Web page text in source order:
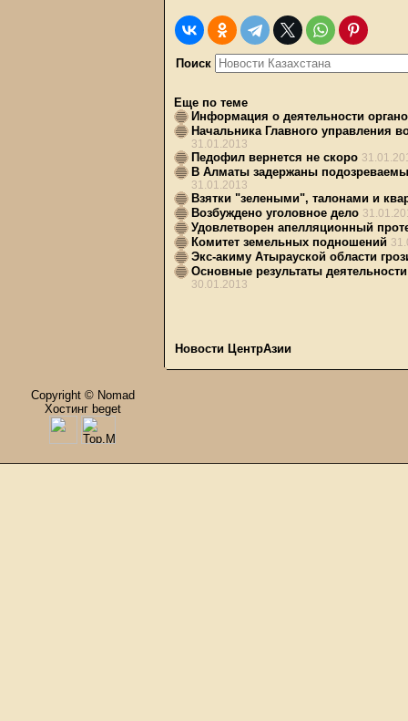
Поиск
Еще по теме
Информация о деятельности
Начальника Главного управления
31.01.2013
Педофил вернется не скоро
В Алматы задержаны
31.01.2013
Взятки "зелеными", талонами и
Возбуждено уголовное дело
Удовлетворен апелляционный
Комитет земельных подношений
Экс-акиму Атырауской области
Основные результаты
30.01.2013
Новости ЦентрАзии
Copyright © Nomad
Хостинг beget